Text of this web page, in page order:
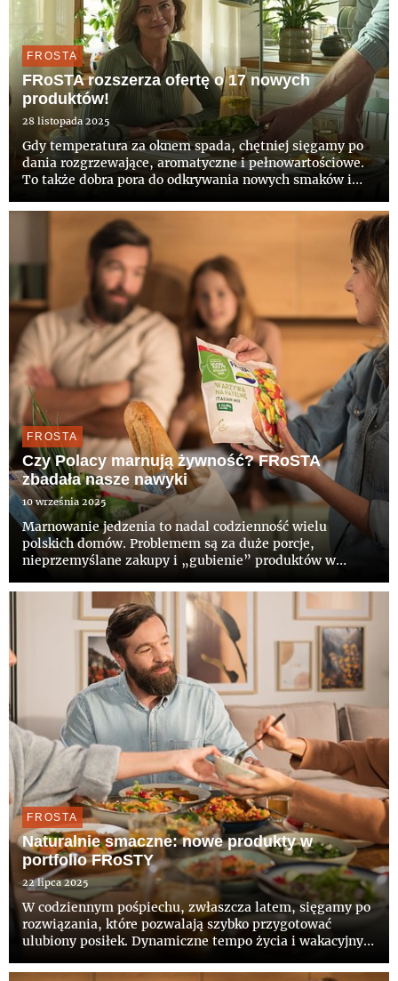
FROSTA
FRoSTA rozszerza ofertę o 17 nowych
produktów!
28 listopada 2025
Gdy temperatura za oknem spada, chętniej sięgamy po
dania rozgrzewające, aromatyczne i pełnowartościowe.
To także dobra pora do odkrywania nowych smaków i
się nimi nie spędzając długich godzin w kuchni, ani nie
FROSTA
Czy Polacy marnują żywność? FRoSTA
zbadała nasze nawyki
10 września 2025
Marnowanie jedzenia to nadal codzienność wielu
polskich domów. Problemem są za duże porcje,
nieprzemyślane zakupy i „gubienie” produktów w
5 mln ton żywności rocznie, co niesie ze sobą
konsekwencje ekonomiczne i ekolog...
FROSTA
Naturalnie smaczne: nowe produkty w
portfolio FRoSTY
22 lipca 2025
W codziennym pośpiechu, zwłaszcza latem, sięgamy po
rozwiązania, które pozwalają szybko przygotować
ulubiony posiłek. Dynamiczne tempo życia i wakacyjny
FRoSTA od lat udowadnia, że dania mrożone mogą